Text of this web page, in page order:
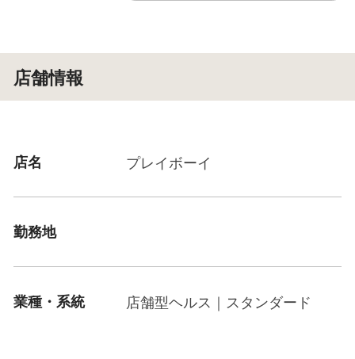
店舗情報
店名 プレイボーイ
勤務地
業種・系統 店舗型ヘルス｜スタンダード